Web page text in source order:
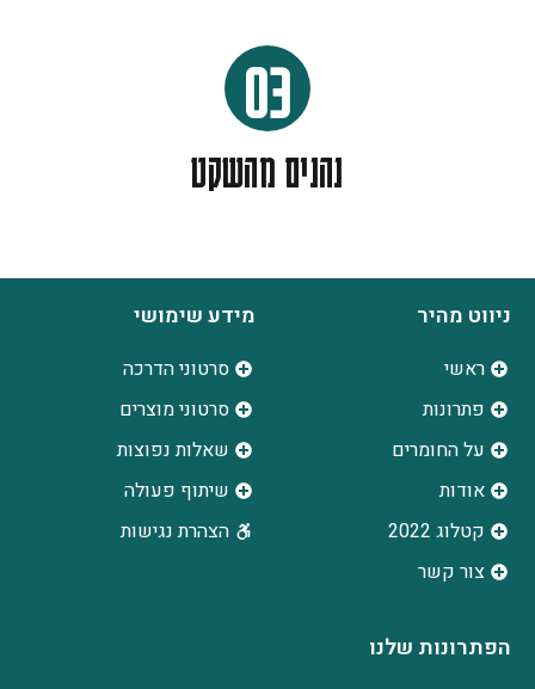
03
נהנים מהשקט
ניווט מהיר
ראשי
פתרונות
על החומרים
אודות
קטלוג 2022
צור קשר
מידע שימושי
סרטוני הדרכה
סרטוני מוצרים
שאלות נפוצות
שיתוף פעולה
הצהרת נגישות
הפתרונות שלנו